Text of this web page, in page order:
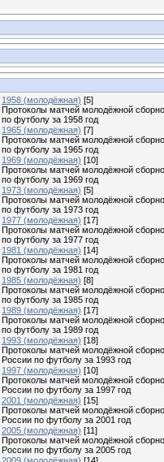
1958 (молодёжная) [5]
Протоколы матчей молодёжной
по футболу за 1958 год
1965 (молодёжная) [7]
Протоколы матчей молодёжной
по футболу за 1965 год
1969 (молодёжная) [10]
Протоколы матчей молодёжной
по футболу за 1969 год
1973 (молодёжная) [5]
Протоколы матчей молодёжной
по футболу за 1973 год
1977 (молодёжная) [17]
Протоколы матчей молодёжной
по футболу за 1977 год
1981 (молодёжная) [14]
Протоколы матчей молодёжной
по футболу за 1981 год
1985 (молодёжная) [8]
Протоколы матчей молодёжной
по футболу за 1985 год
1989 (молодёжная) [17]
Протоколы матчей молодёжной
по футболу за 1989 год
1993 (молодёжная) [18]
Протоколы матчей молодёжной
России по футболу за 1993 год
1997 (молодёжная) [10]
Протоколы матчей молодёжной
России по футболу за 1997 год
2001 (молодёжная) [15]
Протоколы матчей молодёжной
России по футболу за 2001 год
2005 (молодёжная) [11]
Протоколы матчей молодёжной
России по футболу за 2005 год